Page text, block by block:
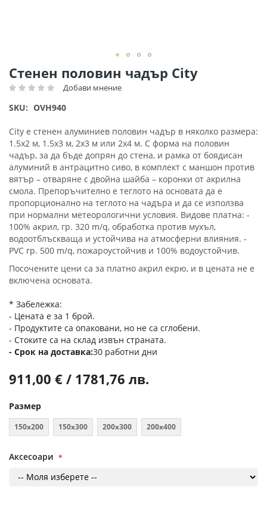
Стенен половин чадър City
Рейтинг: Добави мнение
SKU OVH940
City е стенен алуминиев половин чадър в няколко размера:
1.5х2 м, 1.5х3 м, 2х3 м или 2х4 м. С форма на половин
чадър, за да бъде допрян до стена, и рамка от боядисан
алуминий в антрацитно сиво, в комплект с маншон против
вятър – отваряне с двойна шайба – коронки от акрилна
смола. Препоръчително е теглото на основата да е
пропорционално на теглото на чадъра и да се използва
при нормални метеорологични условия. Видове платна: -
100% акрил, гр. 320 m/q, обработка против мухъл,
водоотблъскваща и устойчива на атмосферни влияния. -
PVC гр. 500 m/q, пожароустойчив и 100% водоустойчив.
Посочените цени са за платно акрил екрю, и в цената не е
включена основата.
* Забележка:
- Цената е за 1 брой.
- Продуктите са опаковани, но не са сглобени.
- Стоките са на склад извън страната.
Срок на доставка 30 работни дни
911,00 € / 1781,76 лв.
Размер
150x200 150x300 200x300 200x400
Аксесоари
Преминете
към
началото
на
със
снимки